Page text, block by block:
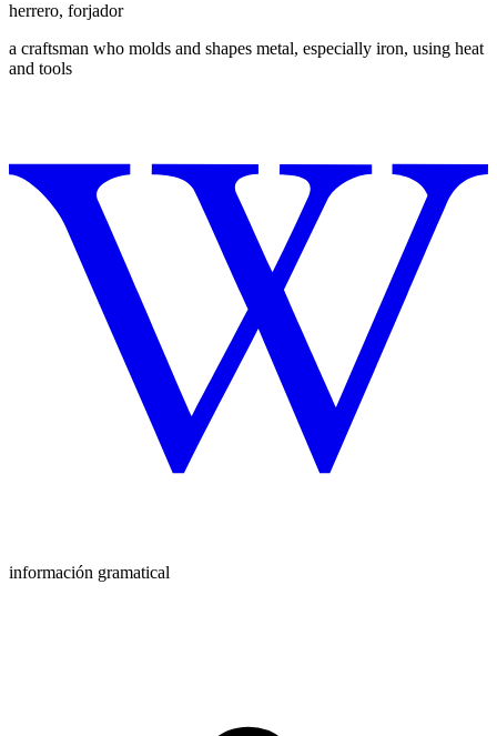
herrero, forjador
a craftsman who molds and shapes metal, especially iron, using heat
and tools
información gramatical